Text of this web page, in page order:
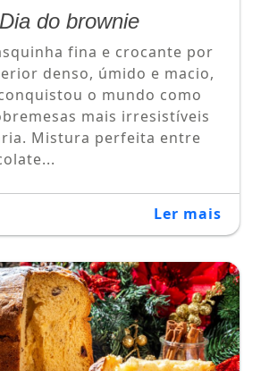
Dia do brownie
fina e crocante por
denso, úmido e macio,
o mundo como
mais irresistíveis
Mistura perfeita entre
Ler mais